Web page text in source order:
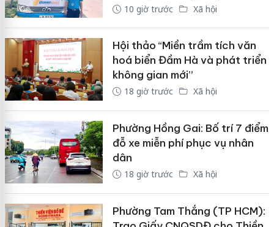
10 giờ trước Xã hội
Hội thảo “Miền trầm tích văn
hoá biển Đầm Hà và phát triển
không gian mới”
18 giờ trước Xã hội
Phường Hồng Gai: Bố trí 7 điểm
đỗ xe miễn phí phục vụ nhân
dân
18 giờ trước Xã hội
Phường Tam Thắng (TP HCM):